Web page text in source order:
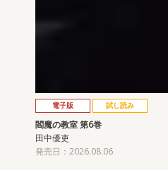
電子版 試し読み
閻魔の教室 第6巻
田中優吏
発売日：2026.08.06